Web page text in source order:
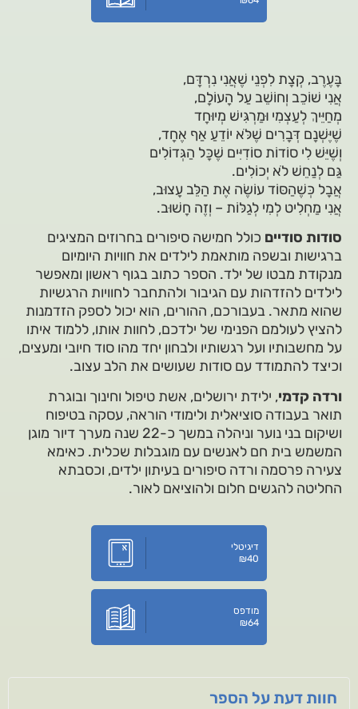
בָּעֶרֶב, קְצָת לִפְנֵי שֶׁאֲנִי נִרְדָּם,
אֲנִי שׁוֹכֵב וְחוֹשֵׁב עַל הָעוֹלָם,
מְחַיֵּיךְ לְעַצְמִי וּמַרְגִּישׁ מְיוּחָד
שֶׁיֶּשְׁנָם דְּבָרִים שֶׁלֹּא יוֹדֵעַ אַף אֶחָד,
וְשֶׁיֵּשׁ לִי סוֹדוֹת סוֹדִיִּים שֶׁכָּל הַגְּדוֹלִים
גַּם לְנַחֵשׁ לֹא יְכוֹלִים.
אֲבָל כְּשֶׁהַסּוֹד עוֹשֶׂה אֶת הַלֵּב עָצוּב,
אֲנִי מַחְלִיט לְמִי לְגַלּוֹת – וְזֶה חָשׁוּב.
סודות סודיים כולל חמישה סיפורים בחרוזים המציגים
ברגישות ובשפה מותאמת לילדים את חוויות היומיום
מנקודת מבטו של ילד. הספר כתוב בגוף ראשון ומאפשר
לילדים להזדהות עם הגיבור ולהתחבר לחוויות הרגשיות
שהוא מתאר. בעבורכם, ההורים, הוא יכול לספק הזדמנות
להציץ לעולמם הפנימי של ילדכם, לחוות אותו, ללמוד איתו
על מחשבותיו ועל רגשותיו ולבחון יחד מהו סוד חיובי ומעצים,
וכיצד להתמודד עם סודות שעושים את הלב עצוב.
ורדה קדמי, ילידת ירושלים, אשת טיפול וחינוך ובוגרת
תואר בעבודה סוציאלית ולימודי הוראה, עסקה בטיפוח
ושיקום בני נוער וניהלה במשך כ-22 שנה מערך דיור מוגן
המשמש בית חם לאנשים עם מוגבלות שכלית. כאימא
צעירה פרסמה ורדה סיפורים בעיתון ילדים, וכסבתא
החליטה להגשים חלום ולהוציאם לאור.
דיגיטלי
₪40
מודפס
₪64
חוות דעת על הספר